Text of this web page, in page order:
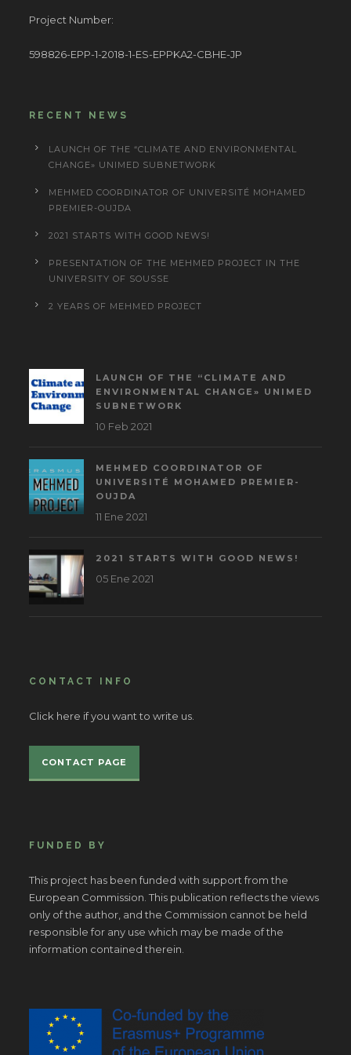
Project Number:
598826-EPP-1-2018-1-ES-EPPKA2-CBHE-JP
RECENT NEWS
LAUNCH OF THE “CLIMATE AND ENVIRONMENTAL
CHANGE» UNIMED SUBNETWORK
MEHMED COORDINATOR OF UNIVERSITÉ MOHAMED
PREMIER-OUJDA
2021 STARTS WITH GOOD NEWS!
PRESENTATION OF THE MEHMED PROJECT IN THE
UNIVERSITY OF SOUSSE
2 YEARS OF MEHMED PROJECT
LAUNCH OF THE “CLIMATE AND
ENVIRONMENTAL CHANGE» UNIMED
SUBNETWORK
10 Feb 2021
MEHMED COORDINATOR OF
UNIVERSITÉ MOHAMED PREMIER-
OUJDA
11 Ene 2021
2021 STARTS WITH GOOD NEWS!
05 Ene 2021
CONTACT INFO
Click here if you want to write us.
CONTACT PAGE
FUNDED BY
This project has been funded with support from the
European Commission. This publication reflects the views
only of the author, and the Commission cannot be held
responsible for any use which may be made of the
information contained therein.